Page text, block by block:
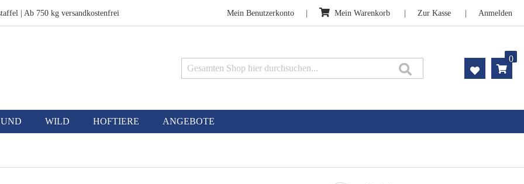
Mein Benutzerkonto Anmelden
| Ab 750 kg versandkostenfrei Mein Warenkorb Zur Kasse
0
WILD HOFTIERE ANGEBOTE